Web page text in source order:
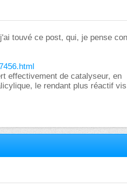
touvé ce post, qui, je pense
effectivement de catalyseur, en
le rendant plus réactif